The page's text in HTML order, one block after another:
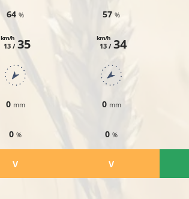
64%
13 /
km/h 35
0 mm
0%
​V
57%
13 /
km/h 34
0 mm
0%
​V